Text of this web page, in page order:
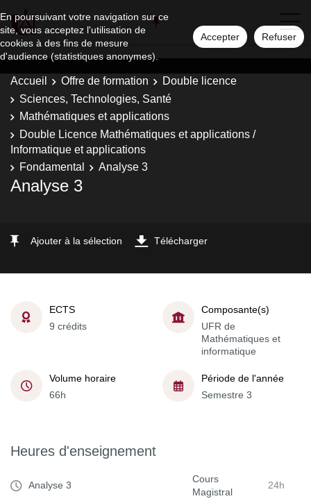
En poursuivant votre navigation sur ce
site, vous acceptez l'utilisation de
cookies à des fins de mesure
d'audience (statistiques anonymes).
Accepter Refuser
Accueil Offre de formation
Double licence
Sciences, Technologies, Santé
Mathématiques et applications
Double Licence Mathématiques et applications /
Informatique et applications
Fondamental
Analyse 3
Analyse 3
Ajouter à la sélection Télécharger
ECTS
9 crédits
Composante(s)
UFR de
Mathématiques et
informatique
Volume horaire
66h
Période de l'année
Semestre 3
Heures d'enseignement
Analyse 3
Cours
Magistral
24h